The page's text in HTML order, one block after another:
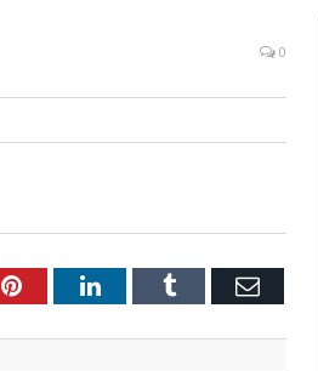
0
PinterestLinkedInTumblr Email